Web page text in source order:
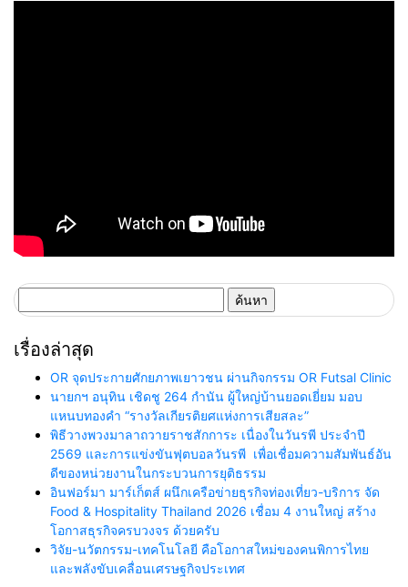
สำหรับ:
เรื่องล่าสุด
OR จุดประกายศักยภาพเยาวชน ผ่านกิจกรรม OR Futsal Clinic
นายกฯ อนุทิน เชิดชู 264 กำนัน ผู้ใหญ่บ้านยอดเยี่ยม มอบ
แหนบทองคำ “รางวัลเกียรติยศแห่งการเสียสละ”
พิธีวางพวงมาลาถวายราชสักการะ เนื่องในวันรพี ประจำปี
2569 และการแข่งขันฟุตบอลวันรพี เพื่อเชื่อมความสัมพันธ์อัน
ดีของหน่วยงานในกระบวนการยุติธรรม
อินฟอร์มา มาร์เก็ตส์ ผนึกเครือข่ายธุรกิจท่องเที่ยว-บริการ จัด
Food & Hospitality Thailand 2026 เชื่อม 4 งานใหญ่ สร้าง
โอกาสธุรกิจครบวงจร ด้วยครับ
วิจัย-นวัตกรรม-เทคโนโลยี คือโอกาสใหม่ของคนพิการไทย
และพลังขับเคลื่อนเศรษฐกิจประเทศ